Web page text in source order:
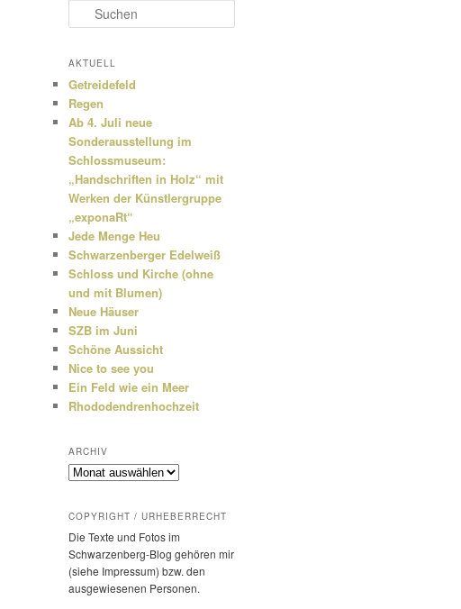
u
h
n
AKTUELL
Getreidefeld
Regen
Ab 4. Juli neue
Sonderausstellung im
Schlossmuseum:
„Handschriften in Holz“ mit
Werken der Künstlergruppe
„exponaRt“
Jede Menge Heu
Schwarzenberger Edelweiß
Schloss und Kirche (ohne
und mit Blumen)
Neue Häuser
SZB im Juni
Schöne Aussicht
Nice to see you
Ein Feld wie ein Meer
Rhododendrenhochzeit
ARCHIV
Archiv
COPYRIGHT / URHEBERRECHT
Die Texte und Fotos im
Schwarzenberg-Blog gehören mir
(siehe Impressum) bzw. den
ausge­wie­senen Personen.